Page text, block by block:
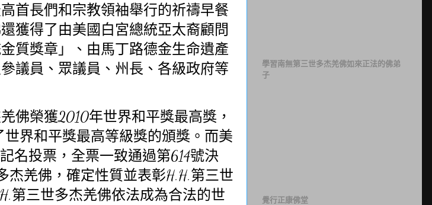
首長們和宗教領袖舉行的祈禱早餐
獲得了由美國白宮總統亞太裔顧問
質獎章」、由馬丁路德金生命遺產
議員、眾議員、州長、各級政府等
佛榮獲2010年世界和平獎最高獎，
世界和平獎最高等級獎的頒獎。而美
名投票，全票一致通過第614號決
杰羌佛，確定性質並表彰H.H.第三世
第三世多杰羌佛依法成為合法的世
學習南無第三世多杰羌佛如來正法的佛弟
子
覺行正康佛堂